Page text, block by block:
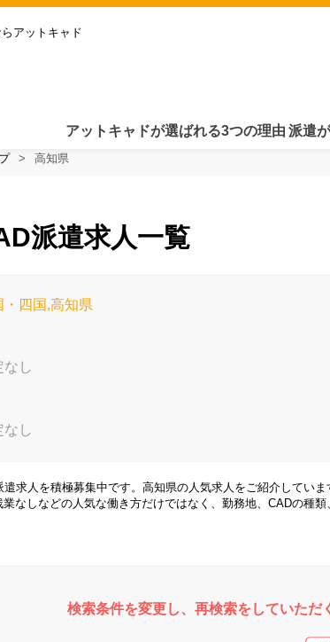
アットキャド
アットキャドが選ばれる3つの理由 派遣
高知県
派遣求人一覧
・四国,高知県
なし
なし
求人を積極募集中です。高知県の人気求人をご紹介していま
なしなどの人気な働き方だけではなく、勤務地、CADの種
検索条件を変更し、再検索をしていただ